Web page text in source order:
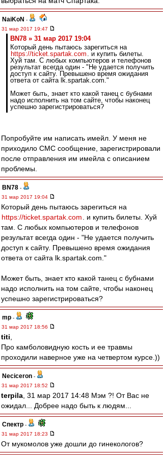
NaiKoN -
31 мар 2017 19:47
BN78 » 31 мар 2017 19:04
Который день пытаюсь зарегиться на
https://ticket.spartak.com . и купить билеты.
Хуй там. С любых компьютеров и телефонов
результат всегда один - "Не удается получить
доступ к сайту. Превышено время ожидания
ответа от сайта lk.spartak.com."
Может быть, знает кто какой танец с бубнами
надо исполнить на том сайте, чтобы наконец
успешно зарегистрироваться?
Попробуйте им написать имейл. У меня не
приходило СМС сообщение, зарегистрировали
после отправления им имейла с описанием
проблемы.
BN78 -
31 мар 2017 19:04
Который день пытаюсь зарегиться на
https://ticket.spartak.com
. и купить билеты. Хуй
там. С любых компьютеров и телефонов
результат всегда один - "Не удается получить
доступ к сайту. Превышено время ожидания
ответа от сайта lk.spartak.com."
Может быть, знает кто какой танец с бубнами
надо исполнить на том сайте, чтобы наконец
успешно зарегистрироваться?
mp -
31 мар 2017 18:56
titi
Про камболовидную кость и ее травмы
проходили наверное уже на четвертом курсе.))
Neciceron -
31 мар 2017 18:52
terpila , 31 мар 2017 14:48 Мэм ?! От Вас не
ожидал... Добрее надо быть к людям...
Спектр -
31 мар 2017 18:23
От мукомолов уже дошли до гинекологов?